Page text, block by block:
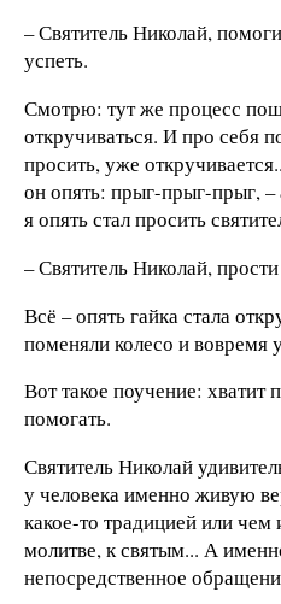
– Святитель Николай,
успеть.
Смотрю: тут же процесс
откручиваться. И про себя
просить, уже
он опять: прыг-прыг-прыг, –
я опять стал просить
– Святитель Николай,
Всё – опять гайка стала
поменяли колесо и вовремя
Вот такое поучение: хватит
помогать.
Святитель Николай
у человека именно живую
какое-то традицией или
молитве, к святым... А
непосредственное